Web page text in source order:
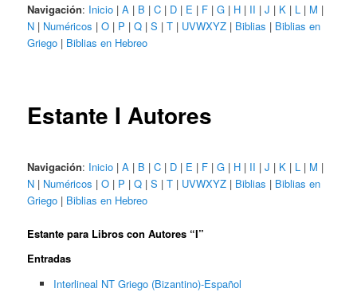
Navigación: Inicio |A | B |C | D | E | F |G | H | II |J | K | L | M |
N | Numéricos |O | P |Q |S |T | UVWXYZ | Biblias | Biblias en
Griego | Biblias en Hebreo
Estante I Autores
Navigación: Inicio |A | B |C | D | E | F |G | H | II |J | K | L | M |
N | Numéricos |O | P |Q |S |T | UVWXYZ | Biblias | Biblias en
Griego | Biblias en Hebreo
Estante para Libros con Autores “I”
Entradas
Interlineal NT Griego (Bizantino)-Español